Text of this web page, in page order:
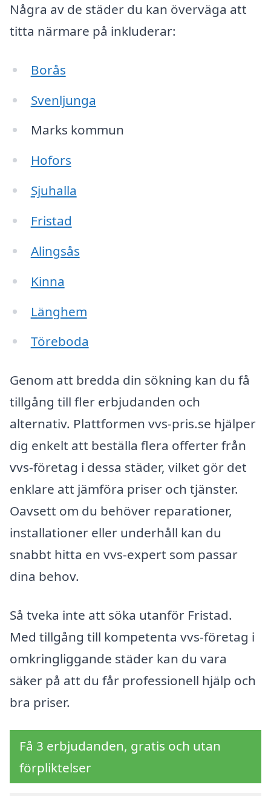
Några av de städer du kan överväga att
titta närmare på inkluderar:
Borås
Svenljunga
Marks kommun
Hofors
Sjuhalla
Fristad
Alingsås
Kinna
Länghem
Töreboda
Genom att bredda din sökning kan du få
tillgång till fler erbjudanden och
alternativ. Plattformen vvs-pris.se hjälper
dig enkelt att beställa flera offerter från
vvs-företag i dessa städer, vilket gör det
enklare att jämföra priser och tjänster.
Oavsett om du behöver reparationer,
installationer eller underhåll kan du
snabbt hitta en vvs-expert som passar
dina behov.
Så tveka inte att söka utanför Fristad.
Med tillgång till kompetenta vvs-företag i
omkringliggande städer kan du vara
säker på att du får professionell hjälp och
bra priser.
Få 3 erbjudanden, gratis och utan
förpliktelser